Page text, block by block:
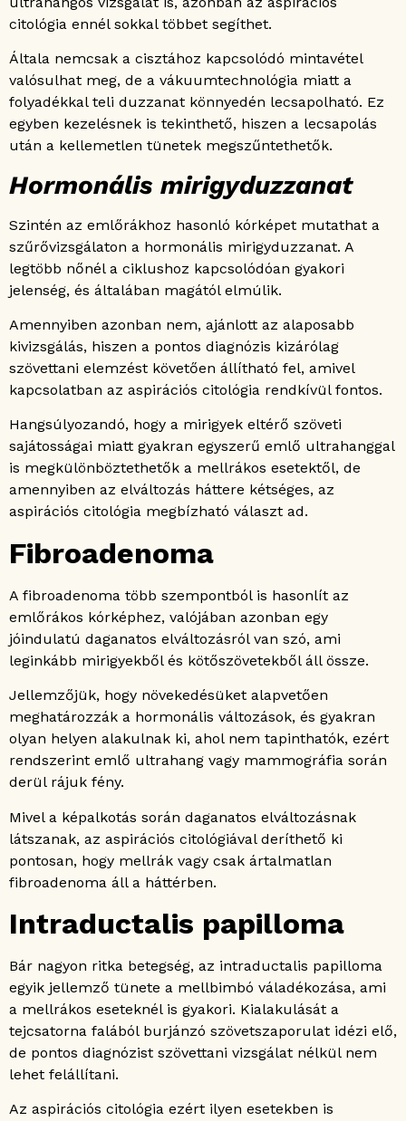
citológia ennél sokkal többet segíthet.
Általa nemcsak a cisztához kapcsolódó mintavétel
valósulhat meg, de a vákuumtechnológia miatt a
folyadékkal teli duzzanat könnyedén lecsapolható. Ez
egyben kezelésnek is tekinthető, hiszen a lecsapolás
után a kellemetlen tünetek megszűntethetők.
Hormonális mirigyduzzanat
Szintén az emlőrákhoz hasonló kórképet mutathat a
szűrővizsgálaton a hormonális mirigyduzzanat. A
legtöbb nőnél a ciklushoz kapcsolódóan gyakori
jelenség, és általában magától elmúlik.
Amennyiben azonban nem, ajánlott az alaposabb
kivizsgálás, hiszen a pontos diagnózis kizárólag
szövettani elemzést követően állítható fel, amivel
kapcsolatban az aspirációs citológia rendkívül fontos.
Hangsúlyozandó, hogy a mirigyek eltérő szöveti
sajátosságai miatt gyakran egyszerű emlő ultrahanggal
is megkülönböztethetők a mellrákos esetektől, de
amennyiben az elváltozás háttere kétséges, az
aspirációs citológia megbízható választ ad.
Fibroadenoma
A fibroadenoma több szempontból is hasonlít az
emlőrákos kórképhez, valójában azonban egy
jóindulatú daganatos elváltozásról van szó, ami
leginkább mirigyekből és kötőszövetekből áll össze.
Jellemzőjük, hogy növekedésüket alapvetően
meghatározzák a hormonális változások, és gyakran
olyan helyen alakulnak ki, ahol nem tapinthatók, ezért
rendszerint emlő ultrahang vagy mammográfia során
derül rájuk fény.
Mivel a képalkotás során daganatos elváltozásnak
látszanak, az aspirációs citológiával deríthető ki
pontosan, hogy mellrák vagy csak ártalmatlan
fibroadenoma áll a háttérben.
Intraductalis papilloma
Bár nagyon ritka betegség, az intraductalis papilloma
egyik jellemző tünete a mellbimbó váladékozása, ami
a mellrákos eseteknél is gyakori. Kialakulását a
tejcsatorna falából burjánzó szövetszaporulat idézi elő,
de pontos diagnózist szövettani vizsgálat nélkül nem
lehet felállítani.
Az aspirációs citológia ezért ilyen esetekben is